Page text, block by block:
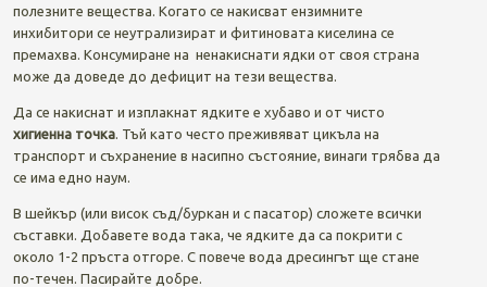
полезните вещества. Когато се накисват ензимните
инхибитори се неутрализират и фитиновата киселина се
премахва. Консумиране на ненакиснати ядки от своя страна
може да доведе до дефицит на тези вещества.
Да се накиснат и изплакнат ядките е хубаво и от чисто
хигиенна точка. Тъй като често преживяват цикъла на
транспорт и съхранение в насипно състояние, винаги трябва да
се има едно наум.
В шейкър (или висок съд/буркан и с пасатор) сложете всички
съставки. Добавете вода така, че ядките да са покрити с
около 1-2 пръста отгоре. С повече вода дресингът ще стане
по-течен. Пасирайте добре.